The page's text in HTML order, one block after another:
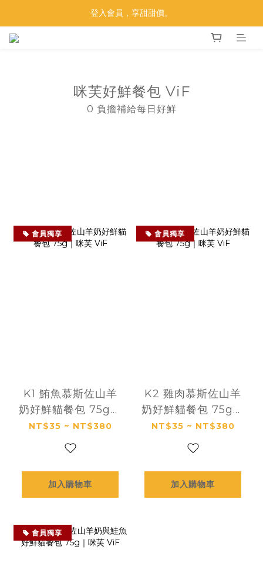
【莫比33 金光閃閃】買莫比，抽黃金！
登入會員，享甜甜價。
咪芙好鮮餐包 ViF
0 負擔補給每日好鮮
會員獨享
K1 鮪魚慕斯佐山羊
奶好鮮貓餐包 75g｜
咪芙 ViF
NT$35 ~ NT$380
加入購物車
會員獨享
K2 雞肉慕斯佐山羊
奶好鮮貓餐包 75g｜
咪芙 ViF
NT$35 ~ NT$380
加入購物車
會員獨享